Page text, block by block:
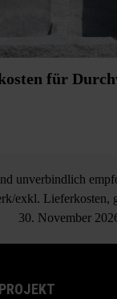
für
unverbindlich
exkl. Lieferkosten,
30. November